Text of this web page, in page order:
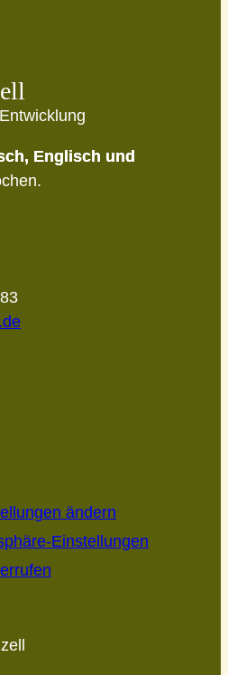
Englisch und
ändern
Einstellungen